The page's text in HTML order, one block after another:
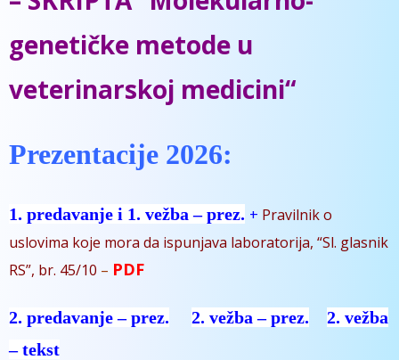
- Spisak predmeta
- Vrcanje meda
genetičke metode u
veterinarskoj medicini“
Prezentacije 2026:
1. predavanje i 1. vežba – prez. + Pravilnik o
uslovima koje mora da ispunjava laboratorija, “Sl. glasnik
RS”, br. 45/10 – PDF
2. predavanje – prez. 2. vežba – prez.
2. vežba
– tekst